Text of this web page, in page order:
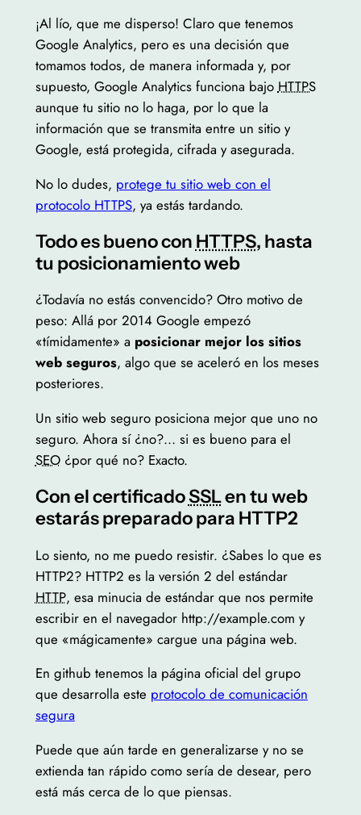
¡Al lío, que me disperso! Claro que tenemos
Google Analytics, pero es una decisión que
tomamos todos, de manera informada y, por
supuesto, Google Analytics funciona bajoHTTPS
aunque tu sitio no lo haga, por lo que la
información que se transmita entre un sitio y
Google, está protegida, cifrada y asegurada.
No lo dudes, protege tu sitio web con el
protocolo HTTPS, ya estás tardando.
Todo es bueno con HTTPS, hasta
tu posicionamiento web
¿Todavía no estás convencido? Otro motivo de
peso: Allá por 2014 Google empezó
«tímidamente» a posicionar mejor los sitios
web seguros, algo que se aceleró en los meses
posteriores.
Un sitio web seguro posiciona mejor que uno no
seguro. Ahora sí ¿no?… si es bueno para el
SEO¿por qué no? Exacto.
Con el certificadoSSLen tu web
estarás preparado para HTTP2
Lo siento, no me puedo resistir. ¿Sabes lo que es
HTTP2? HTTP2 es la versión 2 del estándar
HTTP, esa minucia de estándar que nos permite
escribir en el navegador http://example.com y
que «mágicamente» cargue una página web.
En github tenemos la página oficial del grupo
que desarrolla este protocolo de comunicación
segura
Puede que aún tarde en generalizarse y no se
extienda tan rápido como sería de desear, pero
está más cerca de lo que piensas.